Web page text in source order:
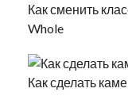
Как сменить
Whole
Как сделать